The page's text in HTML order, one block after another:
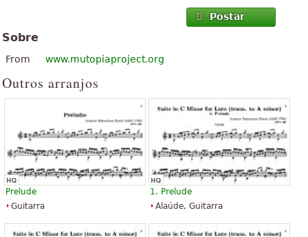
Postar
Sobre
From www.mutopiaproject.org
Outros arranjos
Prelude
Guitarra
1. Prelude
Alaúde, Guitarra